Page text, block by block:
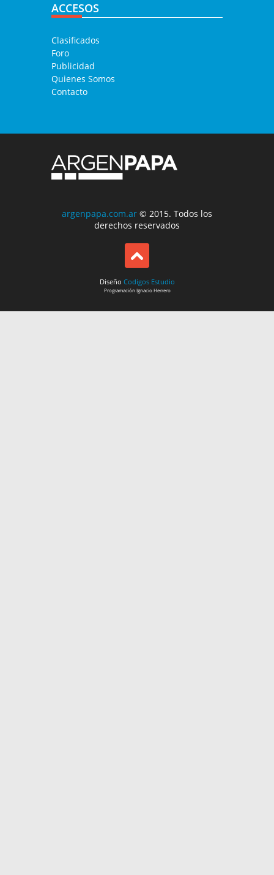
ACCESOS
Clasificados
Foro
Publicidad
Quienes Somos
Contacto
argenpapa.com.ar © 2015. Todos los
derechos reservados
Diseño Codigos Estudio
ProgramaciónIgnacio Herrero